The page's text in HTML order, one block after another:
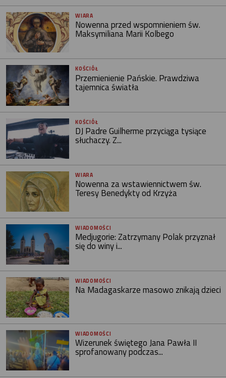
WIARA
Nowenna przed wspomnieniem św.
Maksymiliana Marii Kolbego
KOŚCIÓŁ
Przemienienie Pańskie. Prawdziwa
tajemnica światła
KOŚCIÓŁ
DJ Padre Guilherme przyciąga tysiące
słuchaczy. Z...
WIARA
Nowenna za wstawiennictwem św.
Teresy Benedykty od Krzyża
WIADOMOŚCI
Medjugorie: Zatrzymany Polak przyznał
się do winy i...
WIADOMOŚCI
Na Madagaskarze masowo znikają dzieci
WIADOMOŚCI
Wizerunek świętego Jana Pawła II
sprofanowany podczas...